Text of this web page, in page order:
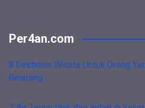
Per4an.com
8 Destinasi Wisata Untuk Orang
Binatang